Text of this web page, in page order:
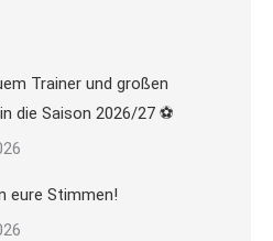
Trainer und großen
die Saison 2026/27 ⚽
eure Stimmen!